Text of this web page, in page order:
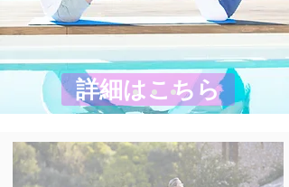
詳細はこちら